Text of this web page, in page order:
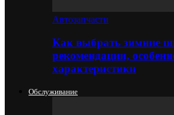
Автозапчасти
Как выбрать зимние
рекомендации,
характеристики
Обслуживание